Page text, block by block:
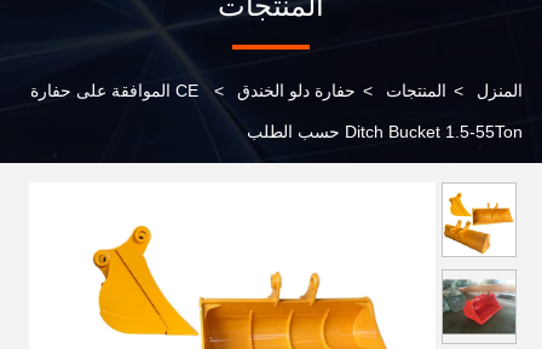
المنزل > المنتجات > حفارة دلو الخندق > CE الموافقة على حفارة
Ditch Bucket 1.5-55Ton حسب الطلب